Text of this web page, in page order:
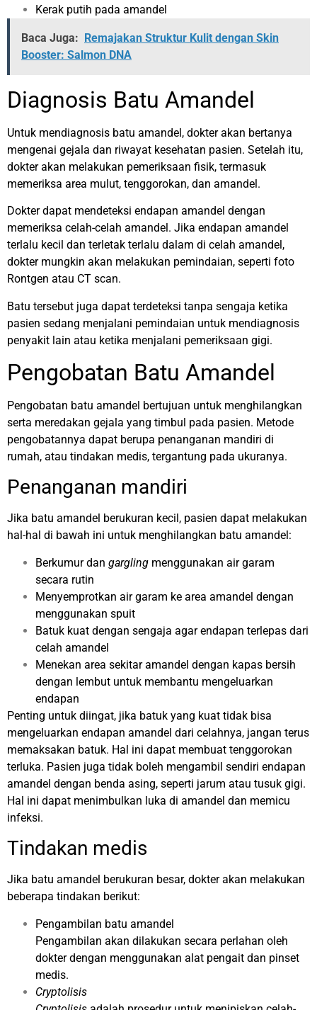
Kerak putih pada amandel
Baca Juga: Remajakan Struktur Kulit dengan Skin
Booster: Salmon DNA
Diagnosis Batu Amandel
Untuk mendiagnosis batu amandel, dokter akan bertanya
mengenai gejala dan riwayat kesehatan pasien. Setelah itu,
dokter akan melakukan pemeriksaan fisik, termasuk
memeriksa area mulut, tenggorokan, dan amandel.
Dokter dapat mendeteksi endapan amandel dengan
memeriksa celah-celah amandel. Jika endapan amandel
terlalu kecil dan terletak terlalu dalam di celah amandel,
dokter mungkin akan melakukan pemindaian, seperti foto
Rontgen atau CT scan.
Batu tersebut juga dapat terdeteksi tanpa sengaja ketika
pasien sedang menjalani pemindaian untuk mendiagnosis
penyakit lain atau ketika menjalani pemeriksaan gigi.
Pengobatan Batu Amandel
Pengobatan batu amandel bertujuan untuk menghilangkan
serta meredakan gejala yang timbul pada pasien. Metode
pengobatannya dapat berupa penanganan mandiri di
rumah, atau tindakan medis, tergantung pada ukuranya.
Penanganan mandiri
Jika batu amandel berukuran kecil, pasien dapat melakukan
hal-hal di bawah ini untuk menghilangkan batu amandel:
Berkumur dan gargling menggunakan air garam
secara rutin
Menyemprotkan air garam ke area amandel dengan
menggunakan spuit
Batuk kuat dengan sengaja agar endapan terlepas dari
celah amandel
Menekan area sekitar amandel dengan kapas bersih
dengan lembut untuk membantu mengeluarkan
endapan
Penting untuk diingat, jika batuk yang kuat tidak bisa
mengeluarkan endapan amandel dari celahnya, jangan terus
memaksakan batuk. Hal ini dapat membuat tenggorokan
terluka. Pasien juga tidak boleh mengambil sendiri endapan
amandel dengan benda asing, seperti jarum atau tusuk gigi.
Hal ini dapat menimbulkan luka di amandel dan memicu
infeksi.
Tindakan medis
Jika batu amandel berukuran besar, dokter akan melakukan
beberapa tindakan berikut:
Pengambilan batu amandel
Pengambilan akan dilakukan secara perlahan oleh
dokter dengan menggunakan alat pengait dan pinset
medis.
Cryptolisis